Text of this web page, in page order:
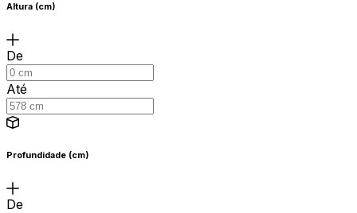
Altura (cm)
De
Até
Profundidade (cm)
De